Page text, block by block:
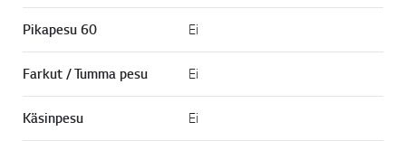
Pikapesu 60 Ei
Farkut / Tumma pesu Ei
Käsinpesu Ei
Online Chat